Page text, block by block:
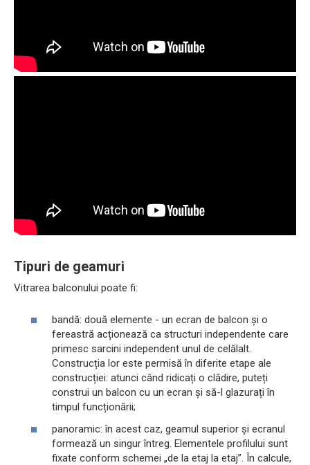
Tipuri de geamuri
Vitrarea balconului poate fi:
bandă: două elemente - un ecran de balcon și o
fereastră acționează ca structuri independente care
primesc sarcini independent unul de celălalt.
Construcția lor este permisă în diferite etape ale
construcției: atunci când ridicați o clădire, puteți
construi un balcon cu un ecran și să-l glazurați în
timpul funcționării;
panoramic: în acest caz, geamul superior și ecranul
formează un singur întreg. Elementele profilului sunt
fixate conform schemei „de la etaj la etaj”. În calcule,